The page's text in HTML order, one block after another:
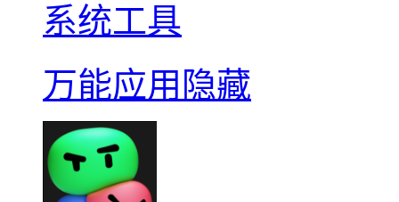
系统工具
万能应用隐藏